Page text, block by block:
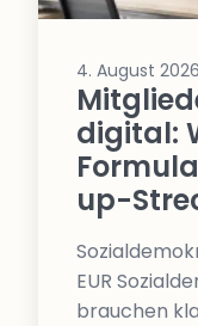
4. August 2026
digital:
up-
EUR
brauchen